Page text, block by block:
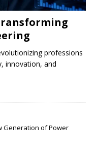
professions
innovation, and
Generation of Power